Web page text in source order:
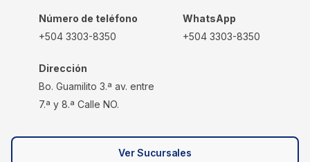
Número de teléfono
+504 3303-8350
WhatsApp
+504 3303-8350
Dirección
Bo. Guamilito 3.ª av. entre
7.ª y 8.ª Calle NO.
Ver Sucursales